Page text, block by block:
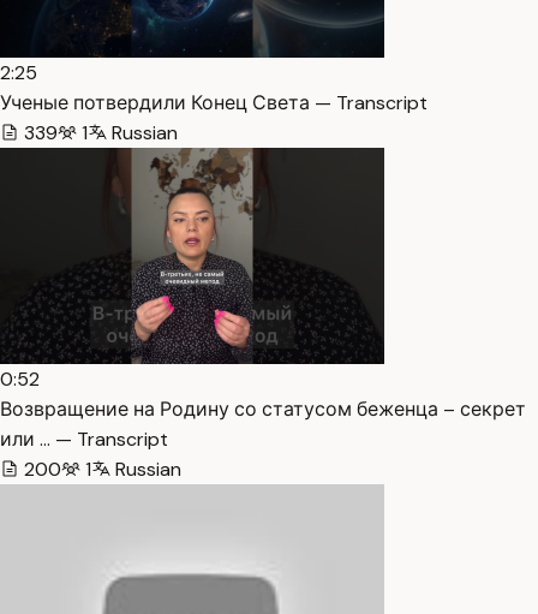
2:25
Ученые потвердили Конец Света — Transcript
339
1 Russian
0:52
Возвращение на Родину со статусом беженца – секрет
или … — Transcript
200
1 Russian